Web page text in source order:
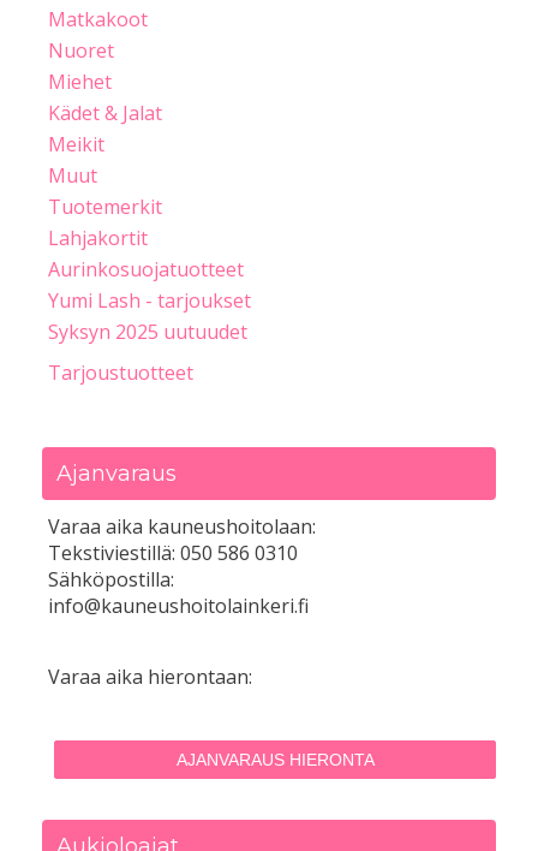
Matkakoot
Nuoret
Miehet
Kädet & Jalat
Meikit
Muut
Tuotemerkit
Lahjakortit
Aurinkosuojatuotteet
Yumi Lash - tarjoukset
Syksyn 2025 uutuudet
Tarjoustuotteet
Ajanvaraus
Varaa aika kauneushoitolaan:
Tekstiviestillä: 050 586 0310
Sähköpostilla:
info@kauneushoitolainkeri.fi
Varaa aika hierontaan:
AJANVARAUS HIERONTA